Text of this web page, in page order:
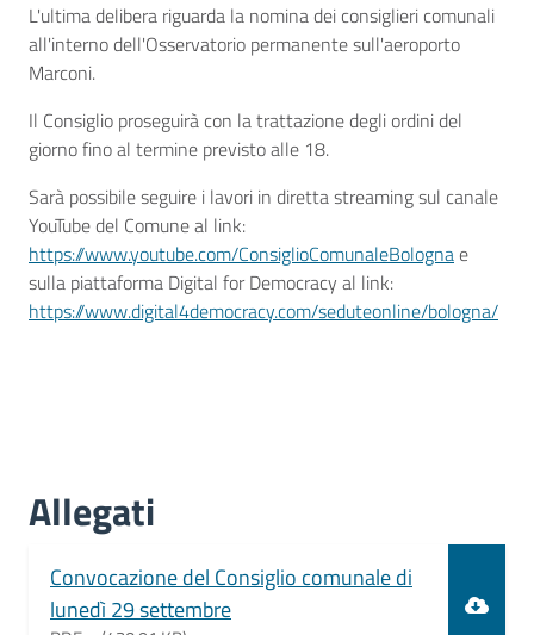
L'ultima delibera riguarda la nomina dei consiglieri comunali
all'interno dell'Osservatorio permanente sull'aeroporto
Marconi.
Il Consiglio proseguirà con la trattazione degli ordini del
giorno fino al termine previsto alle 18.
Sarà possibile seguire i lavori in diretta streaming sul canale
YouTube del Comune al link:
https://www.youtube.com/ConsiglioComunaleBolognae
sulla piattaforma Digital for Democracy al link:
https://www.digital4democracy.com/seduteonline/bologna/
Allegati
Convocazione del Consiglio comunale di
lunedì 29 settembre